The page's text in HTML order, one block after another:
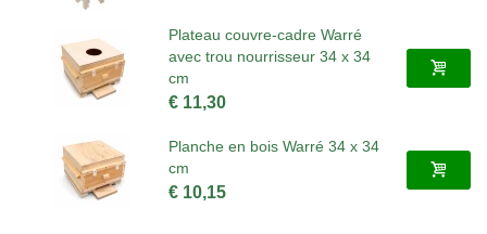
Plateau couvre-cadre Warré
avec trou nourrisseur 34 x 34
cm
€ 11,30
Planche en bois Warré 34 x 34
cm
€ 10,15